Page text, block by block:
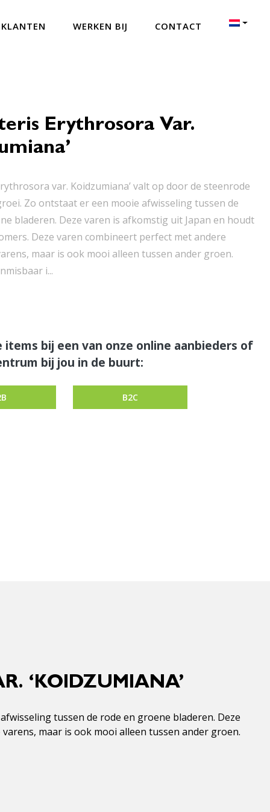
WERKEN BIJ CONTACT
Erythrosora Var.
var. Koidzumiana’ valt op door de steenrode
Zo ontstaat er een mooie afwisseling tussen de
bladeren. Deze varen is afkomstig uit Japan en houdt
Deze varen combineert perfect met andere
maar is ook mooi alleen tussen ander groen.
i...
items bij een van onze online aanbieders of
bij jou in de buurt:
B2C
‘KOIDZUMIANA’
tussen de rode en groene bladeren. Deze
maar is ook mooi alleen tussen ander groen.